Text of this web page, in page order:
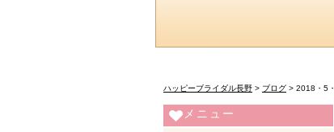
ハッピーブライダル長野 > ブログ > 2018・5
メニュー